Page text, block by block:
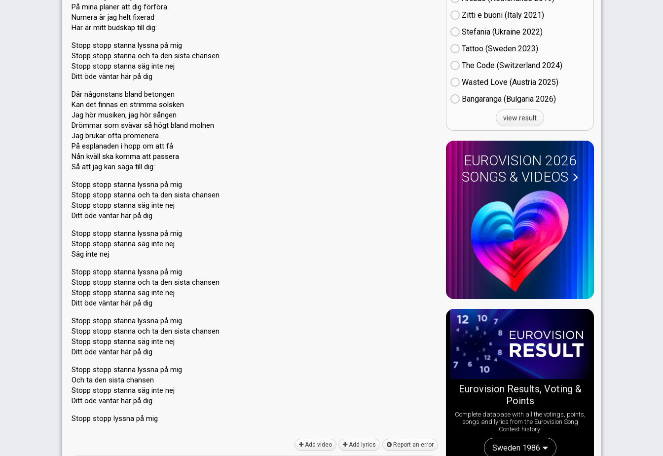
På mina planer att dig förföra
Numera är jag helt fixerad
Här är mitt budskap till dig:
Stopp stopp stanna lyssna på mig
Stopp stopp stanna och ta den sista chansen
Stopp stopp stanna säg inte nej
Ditt öde väntar här på dig
Där någonstans bland betongen
Kan det finnas en strimma solsken
Jag hör musiken, jag hör sången
Drömmar som svävar så högt bland molnen
Jag brukar ofta promenera
På esplanaden i hopp om att få
Nån kväll ska komma att passera
Så att jag kan säga till dig:
Stopp stopp stanna lyssna på mig
Stopp stopp stanna och ta den sista chansen
Stopp stopp stanna säg inte nej
Ditt öde väntar här på dig
Stopp stopp stanna lyssna på mig
Stopp stopp stanna säg inte nej
Säg inte nej
Stopp stopp stanna lyssna på mig
Stopp stopp stanna och ta den sista chansen
Stopp stopp stanna säg inte nej
Ditt öde väntar här på dig
Stopp stopp stanna lyssna på mig
Stopp stopp stanna och ta den sista chansen
Stopp stopp stanna säg inte nej
Ditt öde väntar här på dig
Stopp stopp stanna lyssna på mig
Och ta den sista chansen
Stopp stopp stanna säg inte nej
Ditt öde väntar här på dig
Stopp stopp lysѕnа på mig
Add video Add lyrics Report an error
Zitti e buoni​ (Italy
21)
Stefania (Ukraine
22)
Tattoo (Sweden
23)
The Code (Switzerland
24)
Wasted Love (Austria
25)
Bangaranga (Bulgaria
26)
view result
EUROVISION 2026
SONGS & VIDEOS
Eurovision Results, Voting &
Points
Complete database with all the votings, points,
songs and lyrics from the Eurovision Song
Contest history:
Sweden 1986